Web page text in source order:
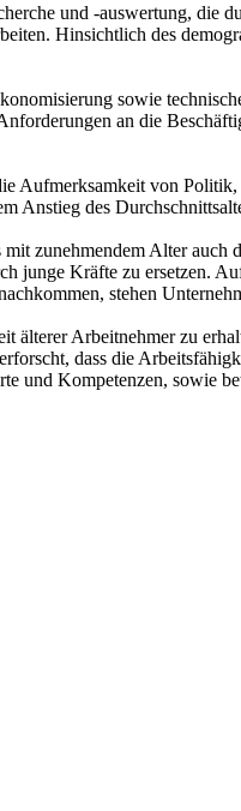
und -auswertung,
Hinsichtlich des
sowie
an die
Aufmerksamkeit von
Anstieg des
zunehmendem Alter
junge Kräfte zu ersetzen.
stehen
Arbeitnehmer zu
dass die
und Kompetenzen, sowie